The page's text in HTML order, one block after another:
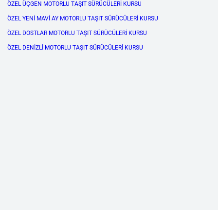
ÖZEL ÜÇGEN MOTORLU TAŞIT SÜRÜCÜLERİ KURSU
ÖZEL YENİ MAVİ AY MOTORLU TAŞIT SÜRÜCÜLERİ KURSU
ÖZEL DOSTLAR MOTORLU TAŞIT SÜRÜCÜLERİ KURSU
ÖZEL DENİZLİ MOTORLU TAŞIT SÜRÜCÜLERİ KURSU